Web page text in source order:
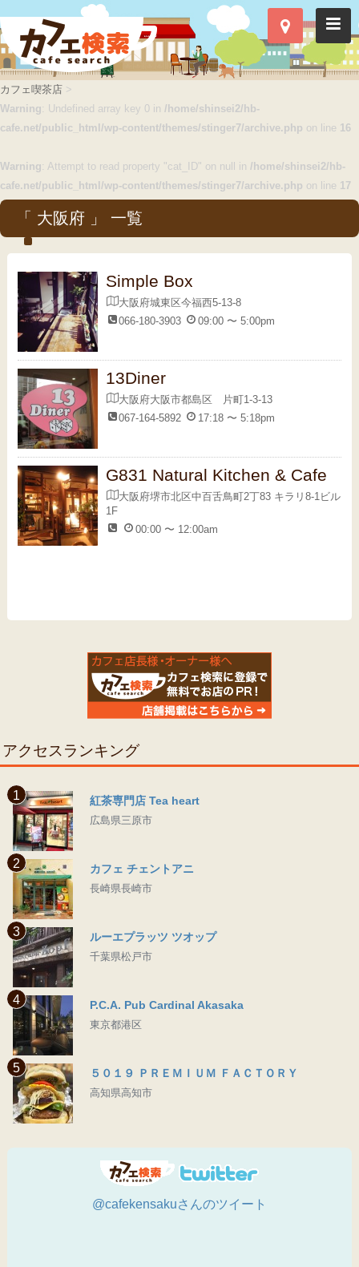
カフェ喫茶店 >
Warning: Undefined array key 0 in /home/shinsei2/hb-
cafe.net/public_html/wp-content/themes/stinger7/archive.php on line 16
Warning: Attempt to read property "cat_ID" on null in /home/shinsei2/hb-
cafe.net/public_html/wp-content/themes/stinger7/archive.php on line 17
「 大阪府 」 一覧
Simple Box
大阪府城東区今福西5-13-8
066-180-3903
09:00 〜 5:00pm
13Diner
大阪府大阪市都島区 片町1-3-13
067-164-5892
17:18 〜 5:18pm
G831 Natural Kitchen & Cafe
大阪府堺市北区中百舌鳥町2丁83 キラリ8-1ビル
1F
00:00 〜 12:00am
アクセスランキング
1 紅茶専門店 Tea heart
広島県三原市
2 カフェ チェントアニ
長崎県長崎市
3 ルーエプラッツ ツオップ
千葉県松戸市
4 P.C.A. Pub Cardinal Akasaka
東京都港区
5 ５０１９ ＰＲＥＭＩＵＭ ＦＡＣＴＯＲＹ
高知県高知市
@cafekensakuさんのツイート